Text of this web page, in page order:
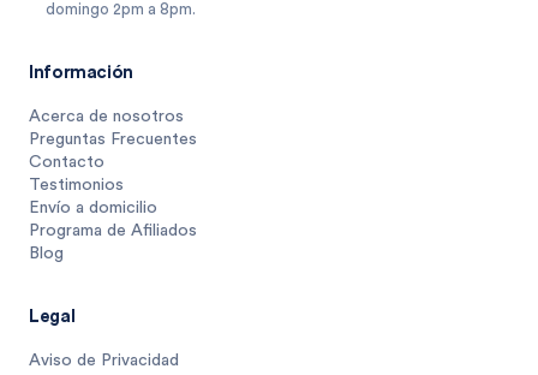
domingo 2pm a 8pm.
Información
Acerca de nosotros
Preguntas Frecuentes
Contacto
Testimonios
Envío a domicilio
Programa de Afiliados
Blog
Legal
Aviso de Privacidad